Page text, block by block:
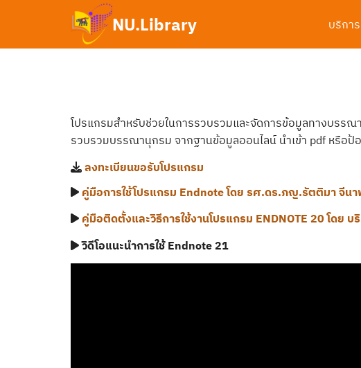
NU.Library บริการ
โปรแกรมสำหรับช่วยในการรวบรวมและจัดการข้อมูลทางบรร
รวบรวมบรรณานุกรม จากฐานข้อมูลออนไลน์ นำเข้า pdf หรือป้
ลงทะเบียนขอรับโปรแกรม
คู่มือการใช้โปรแกรม Endnote โดย รศ.ดร.ภญ.รัตติมา จีน
คู่มือติดตั้งและวิธีการใช้งานโปรแกรม ENDNOTE 20 โดย
วิดีโอแนะนำการใช้ Endnote 21